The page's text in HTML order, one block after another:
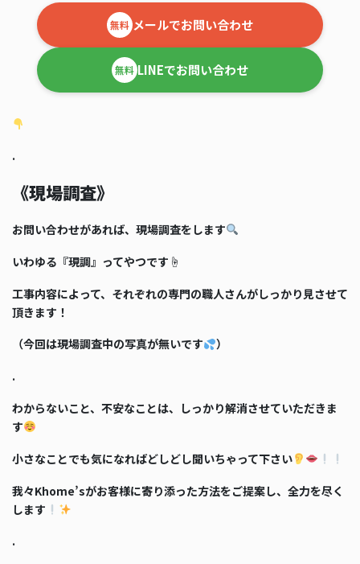
無料 メールでお問い合わせ
無料 LINEでお問い合わせ
.
《現場調査》
お問い合わせがあれば、現場調査をします
いわゆる『現調』ってやつです☝️
工事内容によって、それぞれの専門の職人さんがしっかり見させて
頂きます！
（今回は現場調査中の写真が無いです
）
.
わからないこと、不安なことは、しっかり解消させていただきま
す
小さなことでも気になればどしどし聞いちゃって下さい
我々Khome’sがお客様に寄り添った方法をご提案し、全力を尽く
します
.